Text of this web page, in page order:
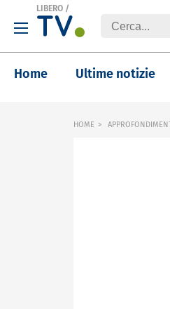
LIBERO /
Home Ultime notizie
HOME